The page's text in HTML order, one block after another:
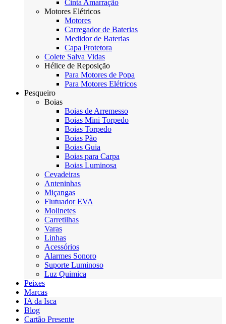
Cinta Amarração
Motores Elétricos
Motores
Carregador de Baterias
Medidor de Baterias
Capa Protetora
Colete Salva Vidas
Hélice de Reposição
Para Motores de Popa
Para Motores Elétricos
Pesqueiro
Boias
Boias de Arremesso
Boias Mini Torpedo
Boias Torpedo
Boias Pão
Boias Guia
Boias para Carpa
Boias Luminosa
Cevadeiras
Anteninhas
Miçangas
Flutuador EVA
Molinetes
Carretilhas
Varas
Linhas
Acessórios
Alarmes Sonoro
Suporte Luminoso
Luz Quimica
Peixes
Marcas
IA da Isca
Blog
Cartão Presente